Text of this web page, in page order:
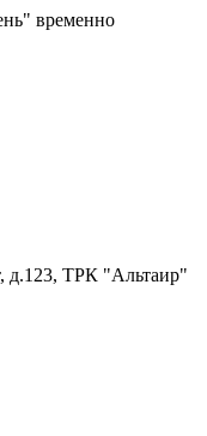
временно
д.123, ТРК "Альтаир"